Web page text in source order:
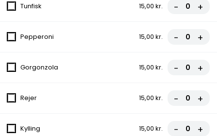
6. Husets Bøf
60,00 kr.
7. Græsk Bøf
60,00 kr.
8. Falafel ( Vegetarisk )
Tunfisk 15,00 kr. - +
Pepperoni 15,00 kr. - +
Gorgonzola 15,00 kr. - +
Rejer 15,00 kr. - +
Kylling 15,00 kr. - +